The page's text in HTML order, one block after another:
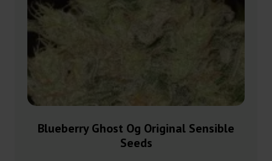
Blueberry Ghost Og Original Sensible
Seeds